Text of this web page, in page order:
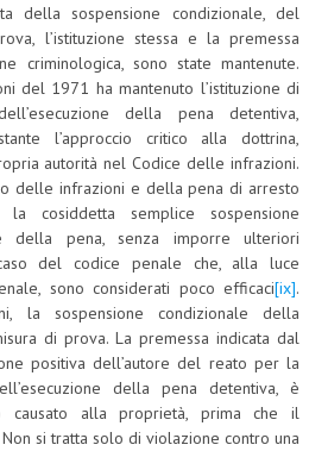
2022)
della sospensione condizionale, del
l’istituzione stessa e la premessa
criminologica, sono state mantenute.
del 1971 ha mantenuto l’istituzione di
della pena detentiva,
l’approccio critico alla dottrina,
autorità nel Codice delle infrazioni.
delle infrazioni e della pena di arresto
cosiddetta semplice sospensione
della pena, senza imporre ulteriori
del codice penale che, alla luce
sono considerati poco efficaci[ix].
la sospensione condizionale della
di prova. La premessa indicata dal
positiva dell’autore del reato per la
della pena detentiva, è
alla proprietà, prima che il
si tratta solo di violazione contro una